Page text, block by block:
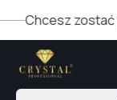
Chcesz zostać